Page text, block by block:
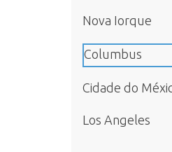
Nova Iorque
Columbus
Cidade do
Los Angeles